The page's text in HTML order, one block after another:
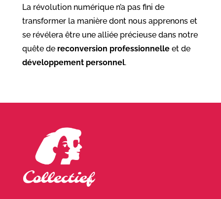
La révolution numérique n’a pas fini de
transformer la manière dont nous apprenons et
se révélera être une alliée précieuse dans notre
quête de reconversion professionnelleet de
développement personnel.